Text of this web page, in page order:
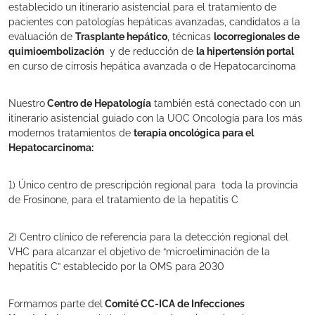
establecido un itinerario asistencial para el tratamiento de
pacientes con patologías hepáticas avanzadas, candidatos a la
evaluación de Trasplante hepático , técnicas locorregionales de
quimioembolización y de reducción de la hipertensión portal
en curso de cirrosis hepática avanzada o de Hepatocarcinoma
NuestroCentro de Hepatología también está conectado con un
itinerario asistencial guiado con la UOC Oncología para los más
modernos tratamientos de terapia oncológica para el
Hepatocarcinoma:
1) Único centro de prescripción regional para toda la provincia
de Frosinone, para el tratamiento de la hepatitis C
2) Centro clínico de referencia para la detección regional del
VHC para alcanzar el objetivo de “microeliminación de la
hepatitis C” establecido por la OMS para 2030
Formamos parte del Comité CC-ICA de Infecciones